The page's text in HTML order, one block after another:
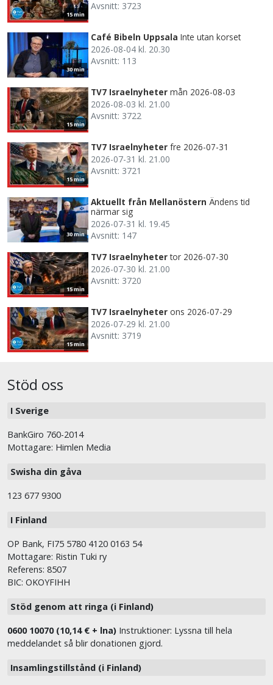
15 min
Avsnitt: 3723
30 min
Café Bibeln Uppsala Inte utan korset
2026-08-04 kl. 20.30
Avsnitt: 113
15 min
TV7 Israelnyheter mån 2026-08-03
2026-08-03 kl. 21.00
Avsnitt: 3722
15 min
TV7 Israelnyheter fre 2026-07-31
2026-07-31 kl. 21.00
Avsnitt: 3721
30 min
Aktuellt från Mellanöstern Ändens tid
närmar sig
2026-07-31 kl. 19.45
Avsnitt: 147
15 min
TV7 Israelnyheter tor 2026-07-30
2026-07-30 kl. 21.00
Avsnitt: 3720
15 min
TV7 Israelnyheter ons 2026-07-29
2026-07-29 kl. 21.00
Avsnitt: 3719
Stöd oss
I Sverige
BankGiro 760-2014
Mottagare: Himlen Media
Swisha din gåva
123 677 9300
I Finland
OP Bank, FI75 5780 4120 0163 54
Mottagare: Ristin Tuki ry
Referens: 8507
BIC: OKOYFIHH
Stöd genom att ringa (i Finland)
0600 10070 (10,14 € + lna) Instruktioner: Lyssna till hela
meddelandet så blir donationen gjord.
Insamlingstillstånd (i Finland)